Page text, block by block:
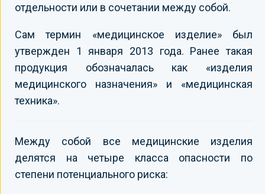
отдельности или в сочетании между собой.
Сам термин «медицинское изделие» был
утвержден 1 января 2013 года. Ранее такая
продукция обозначалась как «изделия
медицинского назначения» и «медицинская
техника».
Между собой все медицинские изделия
делятся на четыре класса опасности по
степени потенциального риска: